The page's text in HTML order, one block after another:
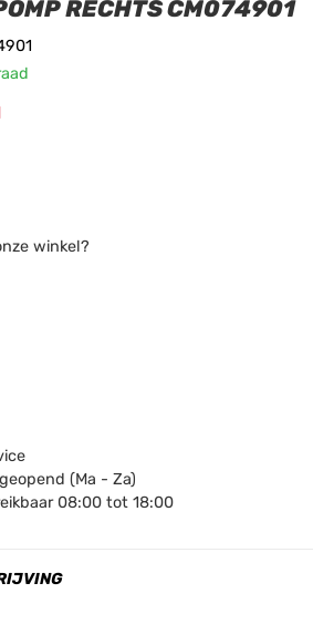
RECHTS CM074901
winkel?
(Ma - Za)
08:00 tot 18:00